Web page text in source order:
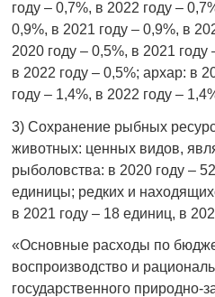
году – 0,7%, в 2022 году –
0,9%, в 2021 году – 0,9%, в
2020 году – 0,5%, в 2021
в 2022 году – 0,5%; архар: в
году – 1,4%, в 2022 году –
3) Сохранение рыбных
животных: ценных видов,
рыболовства: в 2020 году –
единицы; редких и
в 2021 году – 18 единиц, в
«Основные расходы по
воспроизводство и
государственного природно-